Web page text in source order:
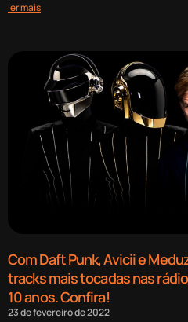
ler mais
Com Daft Punk, Avicii e
tracks mais tocadas nas
10 anos. Confira!
23 de fevereiro de 2022